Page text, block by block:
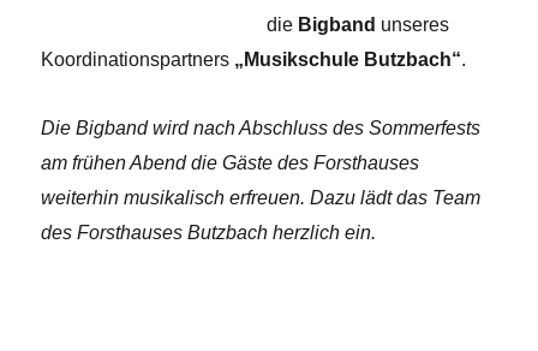
die Bigband unseres
Koordinationspartners „Musikschule Butzbach“.
Die Bigband wird nach Abschluss des Sommerfests
am frühen Abend die Gäste des Forsthauses
weiterhin musikalisch erfreuen. Dazu lädt das Team
des Forsthauses Butzbach herzlich ein.